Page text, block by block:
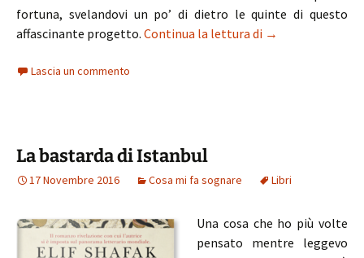
fortuna, svelandovi un po’ di dietro le quinte di questo
affascinante progetto. Continua la lettura di Le Personal
→
Lascia un commento
La bastarda di Istanbul
17 Novembre 2016 Cosa mi fa sognare Libri
Una cosa che ho più volte
pensato mentre leggevo